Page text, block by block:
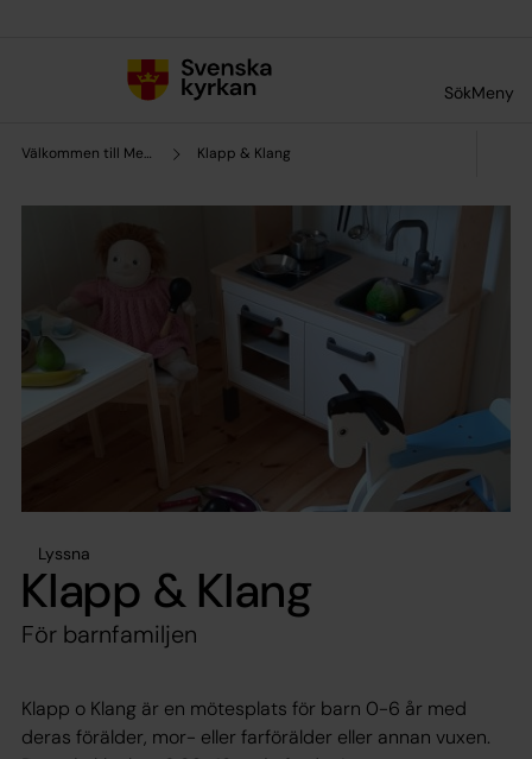
SökMeny
Välkommen till Mellösa församling Klapp & Klang
Lyssna
Klapp & Klang
För barnfamiljen
Klapp o Klang är en mötesplats för barn 0-6 år med
deras förälder, mor- eller farförälder eller annan vuxen.